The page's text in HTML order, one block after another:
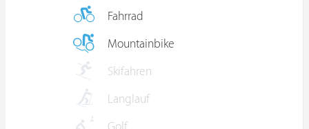
Fahrrad
Mountainbike
Skifahren
Langlauf